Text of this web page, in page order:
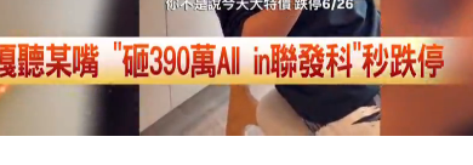
Loaded
54.38%